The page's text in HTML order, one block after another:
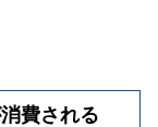
費される